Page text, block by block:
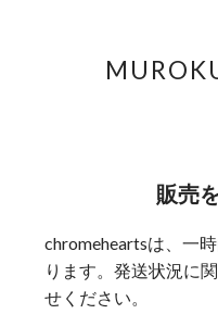
販売
chromeheartsは、一
ります。発送状況に
せください。